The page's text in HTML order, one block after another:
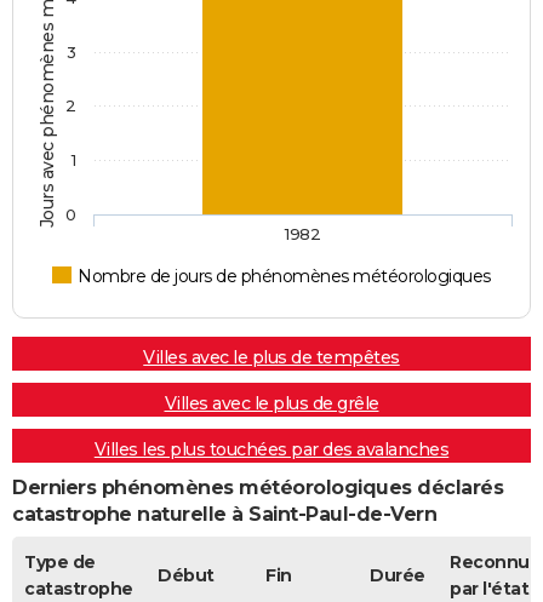
Nombre de jours de phénomènes météorologiques
1982
0
1
2
3
Villes avec le plus de tempêtes
Villes avec le plus de grêle
Villes les plus touchées par des avalanches
Derniers phénomènes météorologiques déclarés
catastrophe naturelle à Saint-Paul-de-Vern
Type de
catastrophe
Début Fin Durée
Reconnue
par l'état